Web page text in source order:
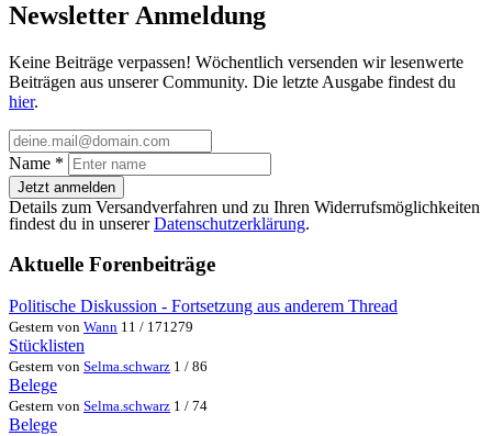
Newsletter Anmeldung
Keine Beiträge verpassen! Wöchentlich versenden wir lesenwerte
Beiträgen aus unserer Community. Die letzte Ausgabe findest du
hier.
Name *
Jetzt anmelden
Details zum Versandverfahren und zu Ihren Widerrufsmöglichkeiten
findest du in unsererDatenschutzerklärung.
Aktuelle Forenbeiträge
Politische Diskussion - Fortsetzung aus anderem Thread
Gestern von Wann 11 / 171279
Stücklisten
Gestern von Selma.schwarz 1 / 86
Belege
Gestern von Selma.schwarz 1 / 74
Belege